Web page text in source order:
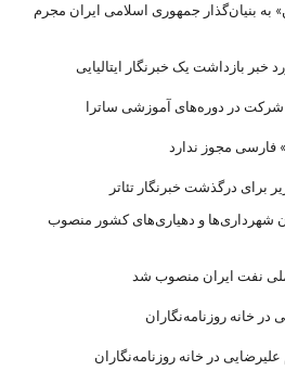
به بنیان‌گذار جمهوری اسلامی ایران مجرم
بازداشت یک خبرنگار ایتالیایی
شرکت در دوره‌های آموزشی ساترا
فارسی مجوز ندارد
برای درگذشت خبرنگار تئاتر
شهرداری‌ها و دهیاری‌های کشور منصوب
نفت ایران منصوب شد
خانه روزنامه‌نگاران
در خانه روزنامه‌نگاران